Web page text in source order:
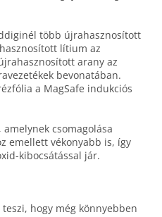
több újra­hasznosított
lítium az
arany az
bevonatában.
a MagSafe indukciós
csomagolása
emellett vékonyabb is, így
kibocsátással jár.
hogy még könnyebben